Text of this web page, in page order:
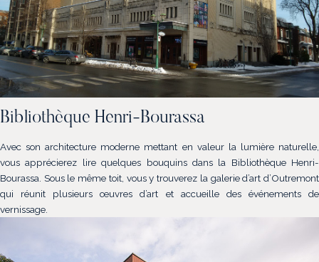
Bibliothèque Henri-Bourassa
Avec son architecture moderne mettant en valeur la lumière naturelle,
vous apprécierez lire quelques bouquins dans la Bibliothèque Henri-
Bourassa. Sous le même toit, vous y trouverez la galerie d’art d’Outremont
qui réunit plusieurs œuvres d’art et accueille des événements de
vernissage.